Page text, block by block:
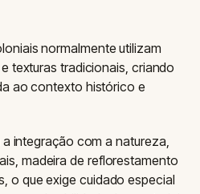
normalmente utilizam
texturas tradicionais, criando
ao contexto histórico e
integração com a natureza,
madeira de reflorestamento
o que exige cuidado especial